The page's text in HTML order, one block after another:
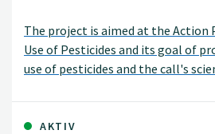
The project is aimed at the Action
Use of Pesticides and its goal of
use of pesticides and the call's
habitats for beneficial insects and
AKTIV